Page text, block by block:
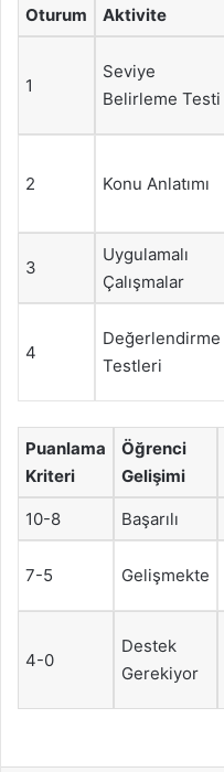
Oturum Aktivite
1
Seviye
Belirleme Testi
2 Konu Anlatımı
3
Uygulamalı
Çalışmalar
4
Değerlendirme
Testleri
Puanlama
Kriteri
Öğrenci
Gelişimi
10-8 Başarılı
7-5 Gelişmekte
4-0
Destek
Gerekiyor